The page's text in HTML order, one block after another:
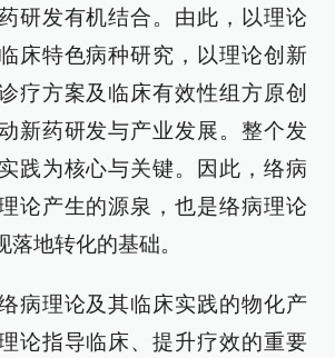
研发有机结合。由此，以理论
床特色病种研究，以理论创新
疗方案及临床有效性组方原创
新药研发与产业发展。整个发
践为核心与关键。因此，络病
论产生的源泉，也是络病理论
地转化的基础。
病理论及其临床实践的物化产
论指导临床、提升疗效的重要